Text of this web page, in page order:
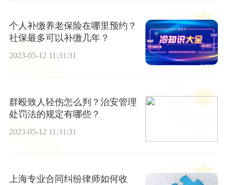
个人补缴养老保险在哪里预约？
社保最多可以补缴几年？
2023-05-12 11:31:31
群殴致人轻伤怎么判？治安管理
处罚法的规定有哪些？
2023-05-12 11:31:31
上海专业合同纠纷律师如何收